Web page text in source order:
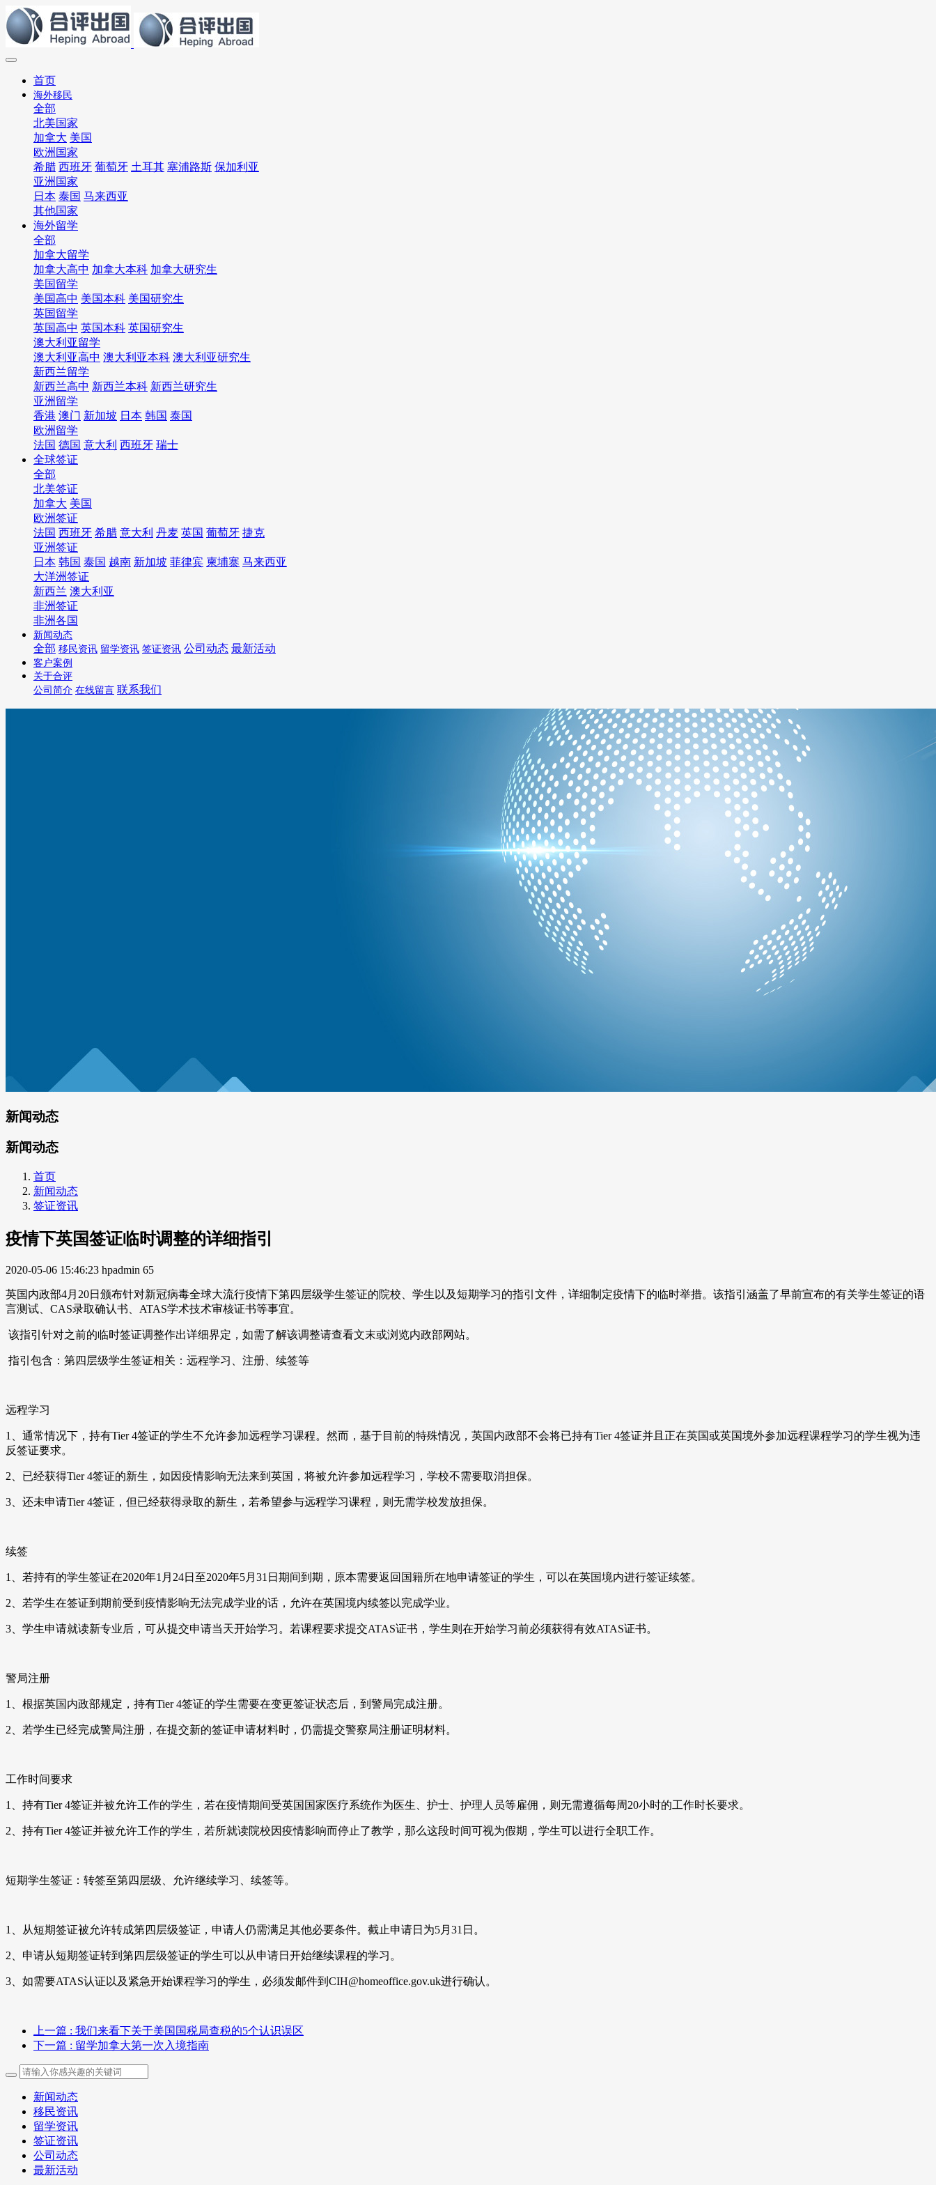
首页
海外移民
全部
北美国家
加拿大 美国
欧洲国家
希腊 西班牙 葡萄牙 土耳其 塞浦路斯 保加利亚
亚洲国家
日本 泰国 马来西亚
其他国家
海外留学
全部
加拿大留学
加拿大高中 加拿大本科 加拿大研究生
美国留学
美国高中 美国本科 美国研究生
英国留学
英国高中 英国本科 英国研究生
澳大利亚留学
澳大利亚高中 澳大利亚本科 澳大利亚研究生
新西兰留学
新西兰高中 新西兰本科 新西兰研究生
亚洲留学
香港 澳门 新加坡 日本 韩国 泰国
欧洲留学
法国 德国 意大利 西班牙 瑞士
全球签证
全部
北美签证
加拿大 美国
欧洲签证
法国 西班牙 希腊 意大利 丹麦 英国 葡萄牙 捷克
亚洲签证
日本 韩国 泰国 越南 新加坡 菲律宾 柬埔寨 马来西亚
大洋洲签证
新西兰 澳大利亚
非洲签证
非洲各国
新闻动态
全部 移民资讯 留学资讯 签证资讯 公司动态 最新活动
客户案例
关于合评
公司简介 在线留言 联系我们
新闻动态
新闻动态
首页
新闻动态
签证资讯
疫情下英国签证临时调整的详细指引
2020-05-06 15:46:23 hpadmin 65
英国内政部4月20日颁布针对新冠病毒全球大流行疫情下第四层级学生签证的院校、学生以及短期学习的指引文件，详细制定疫情下的临时举措。该指引涵盖了早前宣布的有关学生签证的语
言测试、CAS录取确认书、ATAS学术技术审核证书等事宜。
该指引针对之前的临时签证调整作出详细界定，如需了解该调整请查看文末或浏览内政部网站。
指引包含：第四层级学生签证相关：远程学习、注册、续签等
远程学习
1、通常情况下，持有Tier 4签证的学生不允许参加远程学习课程。然而，基于目前的特殊情况，英国内政部不会将已持有Tier 4签证并且正在英国或英国境外参加远程课程学习的学生视为违
反签证要求。
2、已经获得Tier 4签证的新生，如因疫情影响无法来到英国，将被允许参加远程学习，学校不需要取消担保。
3、还未申请Tier 4签证，但已经获得录取的新生，若希望参与远程学习课程，则无需学校发放担保。
续签
1、若持有的学生签证在2020年1月24日至2020年5月31日期间到期，原本需要返回国籍所在地申请签证的学生，可以在英国境内进行签证续签。
2、若学生在签证到期前受到疫情影响无法完成学业的话，允许在英国境内续签以完成学业。
3、学生申请就读新专业后，可从提交申请当天开始学习。若课程要求提交ATAS证书，学生则在开始学习前必须获得有效ATAS证书。
警局注册
1、根据英国内政部规定，持有Tier 4签证的学生需要在变更签证状态后，到警局完成注册。
2、若学生已经完成警局注册，在提交新的签证申请材料时，仍需提交警察局注册证明材料。
工作时间要求
1、持有Tier 4签证并被允许工作的学生，若在疫情期间受英国国家医疗系统作为医生、护士、护理人员等雇佣，则无需遵循每周20小时的工作时长要求。
2、持有Tier 4签证并被允许工作的学生，若所就读院校因疫情影响而停止了教学，那么这段时间可视为假期，学生可以进行全职工作。
短期学生签证：转签至第四层级、允许继续学习、续签等。
1、从短期签证被允许转成第四层级签证，申请人仍需满足其他必要条件。截止申请日为5月31日。
2、申请从短期签证转到第四层级签证的学生可以从申请日开始继续课程的学习。
3、如需要ATAS认证以及紧急开始课程学习的学生，必须发邮件到CIH@homeoffice.gov.uk进行确认。
上一篇 : 我们来看下关于美国国税局查税的5个认识误区
下一篇 : 留学加拿大第一次入境指南
新闻动态
移民资讯
留学资讯
签证资讯
公司动态
最新活动